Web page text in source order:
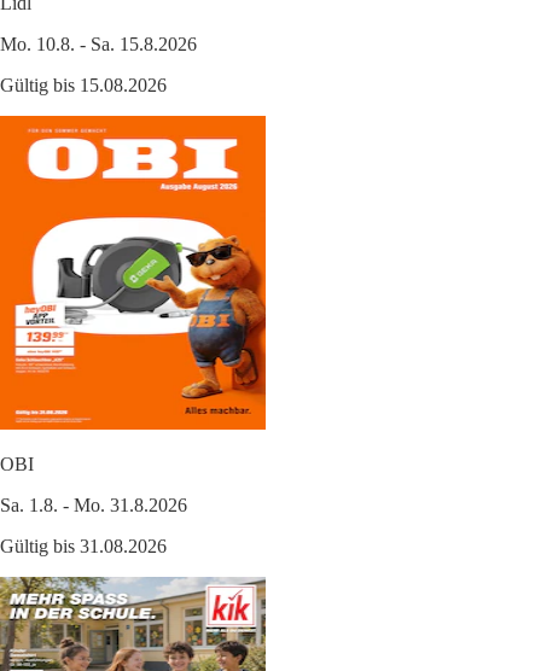
Mo. 10.8. - Sa. 15.8.2026
Gültig bis 15.08.2026
OBI
Sa. 1.8. - Mo. 31.8.2026
Gültig bis 31.08.2026